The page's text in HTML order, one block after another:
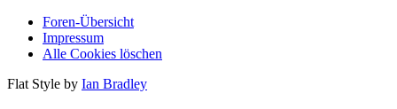
Foren-Übersicht
Impressum
Alle Cookies löschen
Flat Style by Ian Bradley